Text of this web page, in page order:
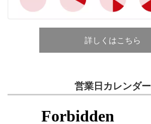
詳しくはこちら
営業日カレンダー